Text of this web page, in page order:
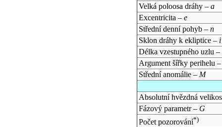
Velká poloosa dráhy – a
Excentricita – e
Střední denní pohyb – n
Sklon dráhy k ekliptice – i
Délka vzestupného uzlu –
Argument šířky perihelu
Střední anomálie – M
Absolutní hvězdná
Fázový parametr – G
Počet pozorování*)